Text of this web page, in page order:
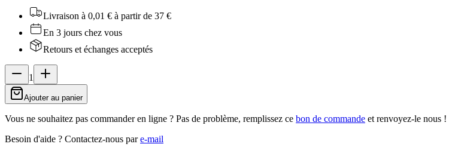
Livraison à 0,01 € à partir de 37 €
En 3 jours chez vous
Retours et échanges acceptés
1
Ajouter au panier
Vous ne souhaitez pas commander en ligne ? Pas de problème, remplissez ce bon de commande et renvoyez-le nous !
Besoin d'aide ? Contactez-nous pare-mail